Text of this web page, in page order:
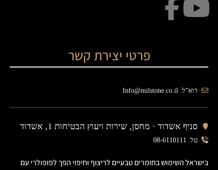
פרטי יצירת קשר
דוא”ל. Info@milstone.co.il
סניף אשדוד · מחסן, שירות ויעוץ הבטיחות 1, אשדוד
טל. 08-6110111
בישראל השימוש בחומרים טבעיים לריצוף וחיפוי הפך לפופולרי עם